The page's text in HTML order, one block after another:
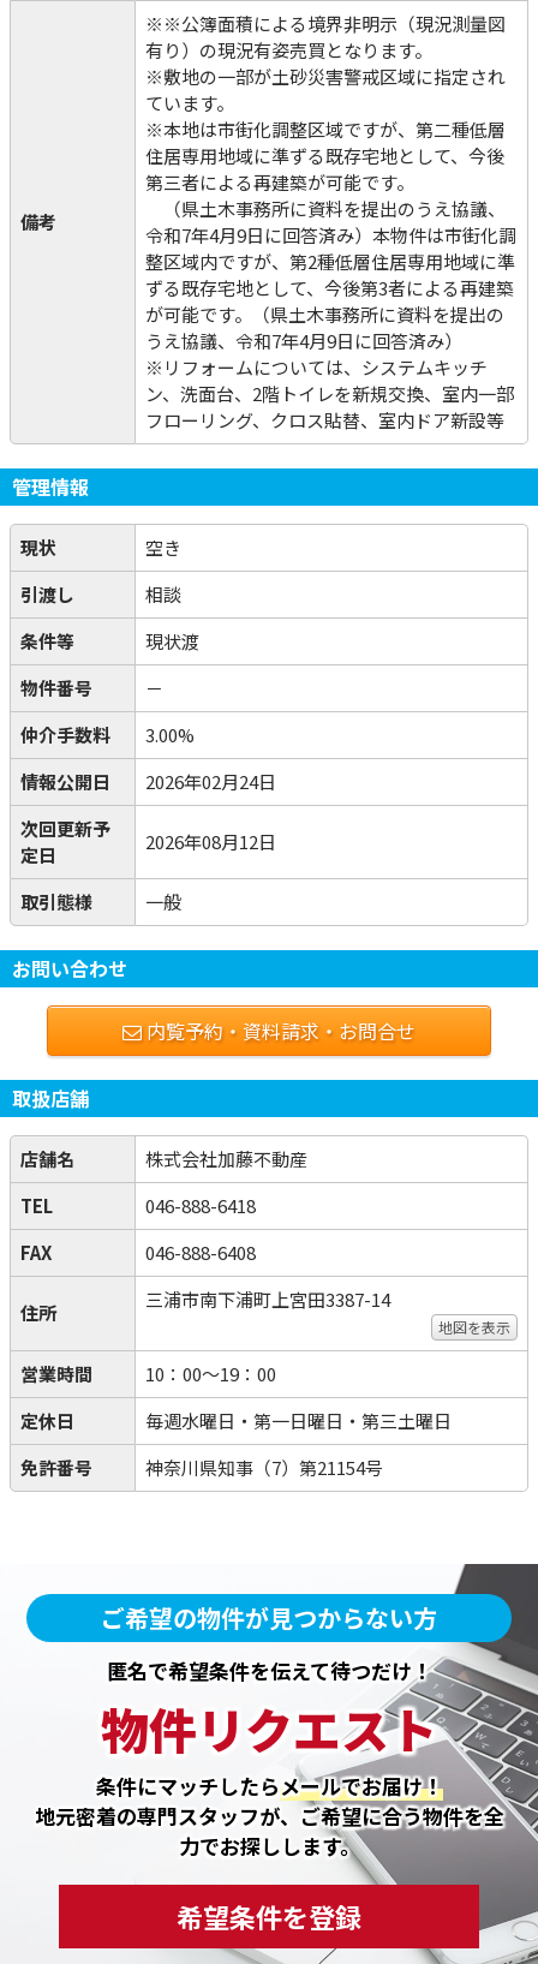
備考
※※公簿面積による境界非明示（現況測量図
有り）の現況有姿売買となります。
※敷地の一部が土砂災害警戒区域に指定され
ています。
※本地は市街化調整区域ですが、第二種低層
住居専用地域に準ずる既存宅地として、今後
第三者による再建築が可能です。
（県土木事務所に資料を提出のうえ協議、
令和7年4月9日に回答済み）本物件は市街化調
整区域内ですが、第2種低層住居専用地域に準
ずる既存宅地として、今後第3者による再建築
が可能です。（県土木事務所に資料を提出の
うえ協議、令和7年4月9日に回答済み）
※リフォームについては、システムキッチ
ン、洗面台、2階トイレを新規交換、室内一部
フローリング、クロス貼替、室内ドア新設等
管理情報
現状
空き
引渡し
相談
条件等
現状渡
物件番号
－
仲介手数料
3.00%
情報公開日
2026年02月24日
次回更新予
定日
2026年08月12日
取引態様 一般
お問い合わせ
内覧予約・資料請求・お問合せ
取扱店舗
店舗名
株式会社加藤不動産
TEL
046-888-6418
FAX
046-888-6408
住所
三浦市南下浦町上宮田3387-14
地図を表示
営業時間
10：00～19：00
定休日
毎週水曜日・第一日曜日・第三土曜日
免許番号
神奈川県知事（7）第21154号
ご希望の物件が見つからない方
匿名で希望条件を伝えて待つだけ！
物件リクエスト
条件にマッチしたらメールでお届け！
地元密着の専門スタッフが、ご希望に合う物件を全
力でお探しします。
希望条件を登録